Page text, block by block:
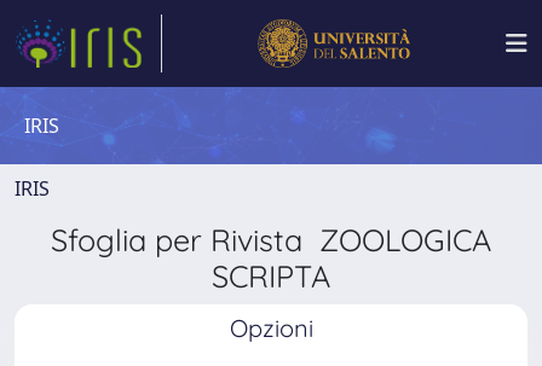
IRIS
IRIS
Sfoglia per Rivista ZOOLOGICA
SCRIPTA
Opzioni